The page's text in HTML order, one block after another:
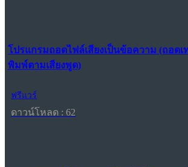
โปรแกรมถอดไฟล์เสียงเป็นข้อความ (ถอด
พิมพ์ตามเสียงพูด)
ฟรีแวร์
ดาวน์โหลด : 62